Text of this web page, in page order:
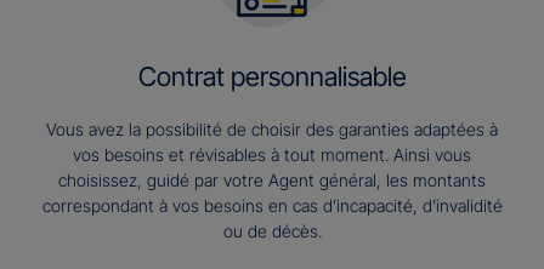
Contrat personnalisable
Vous avez la possibilité de choisir des garanties adaptées à
vos besoins et révisables à tout moment. Ainsi vous
choisissez, guidé par votre Agent général, les montants
correspondant à vos besoins en cas d’incapacité, d’invalidité
ou de décès.